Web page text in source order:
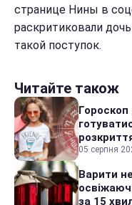
странице Нины в
раскритиковали
такой поступок.
Читайте також
Гороскоп
05 серпня
Варити
за 15